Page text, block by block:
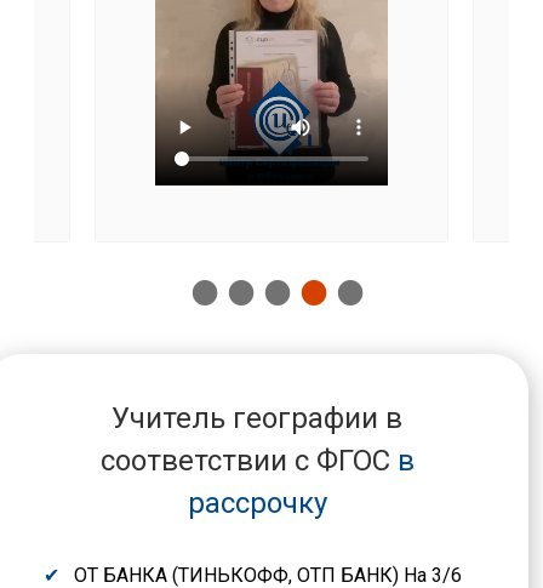
Учитель географии в
соответствии с ФГОС в
рассрочку
ОТ БАНКА (ТИНЬКОФФ, ОТП БАНК) На 3/6